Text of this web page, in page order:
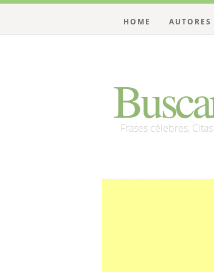
Frases célebres,
HOME AUTORES